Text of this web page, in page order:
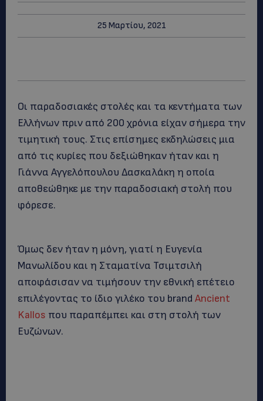
25 Μαρτίου, 2021
Οι παραδοσιακές στολές και τα κεντήματα των
Ελλήνων πριν από 200 χρόνια είχαν σήμερα την
τιμητική τους. Στις επίσημες εκδηλώσεις μια
από τις κυρίες που δεξιώθηκαν ήταν και η
Γιάννα Αγγελόπουλου Δασκαλάκη η οποία
αποθεώθηκε με την παραδοσιακή στολή που
φόρεσε.
Όμως δεν ήταν η μόνη, γιατί η Ευγενία
Μανωλίδου και η Σταματίνα Τσιμτσιλή
αποφάσισαν να τιμήσουν την εθνική επέτειο
επιλέγοντας το ίδιο γιλέκο του brand Ancient
Kallos που παραπέμπει και στη στολή των
Ευζώνων.